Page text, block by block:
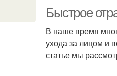
Быстрое
В наше время
ухода за лицом и
статье мы